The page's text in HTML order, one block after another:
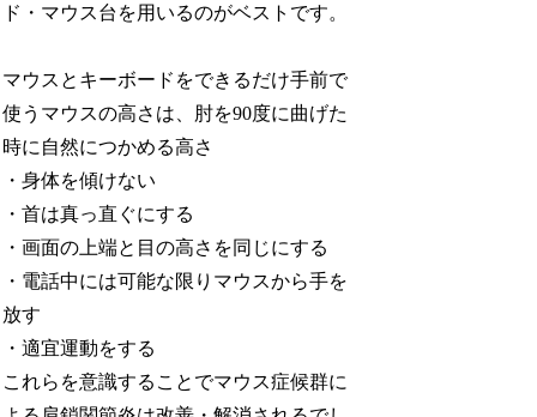
ド・マウス台を用いるのがベストです。
マウスとキーボードをできるだけ手前で
使うマウスの高さは、肘を90度に曲げた
時に自然につかめる高さ
・身体を傾けない
・首は真っ直ぐにする
・画面の上端と目の高さを同じにする
・電話中には可能な限りマウスから手を
放す
・適宜運動をする
これらを意識することでマウス症候群に